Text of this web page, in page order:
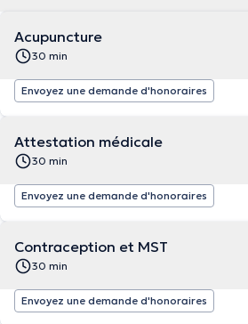
Acupuncture
30 min
Envoyez une demande d'honoraires
Attestation médicale
30 min
Envoyez une demande d'honoraires
Contraception et MST
30 min
Envoyez une demande d'honoraires